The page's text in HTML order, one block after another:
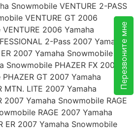
Перезвоните мне
Snowmobile VENTURE 2-PASS
VENTURE GT 2006
2006 Yamaha
2-Pass 2007 Yamaha
2007 Yamaha Snowmobile
Snowmobile PHAZER FX 2007
GT 2007 Yamaha
MTN. LITE 2007 Yamaha
2007 Yamaha Snowmobile RAGE
RAGE 2007 Yamaha
ER 2007 Yamaha Snowmobile